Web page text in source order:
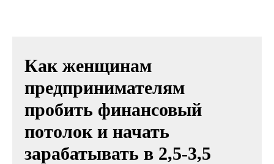
Как женщинам
предпринимателям
пробить финансовый
потолок и начать
зарабатывать в 2,5-3,5